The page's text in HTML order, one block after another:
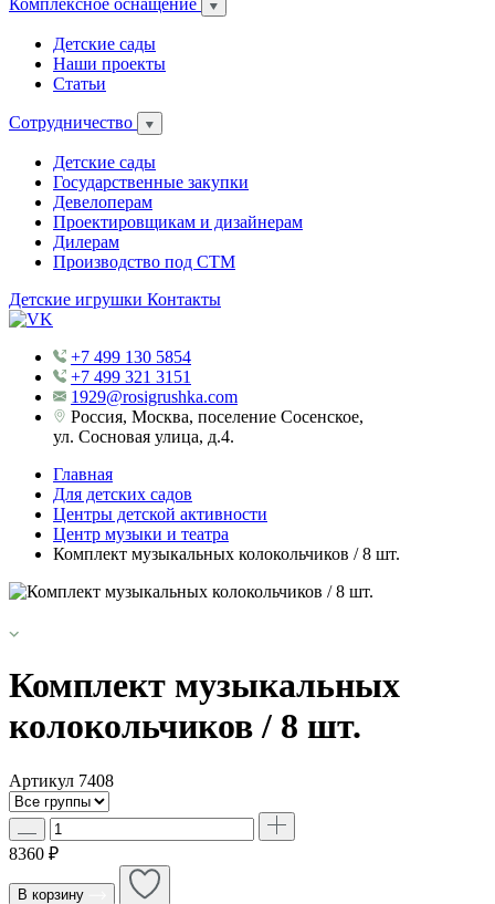
Комплексное оснащение
Детские сады
Наши проекты
Статьи
Сотрудничество
Детские сады
Государственные закупки
Девелоперам
Проектировщикам и дизайнерам
Дилерам
Производство под СТМ
Детские игрушки Контакты
+7 499 130 5854
+7 499 321 3151
1929@rosigrushka.com
Россия, Москва, поселение Сосенское,
ул. Сосновая улица, д.4.
Главная
Для детских садов
Центры детской активности
Центр музыки и театра
Комплект музыкальных колокольчиков / 8 шт.
Комплект музыкальных
колокольчиков / 8 шт.
Артикул 7408
8360 ₽
В корзину